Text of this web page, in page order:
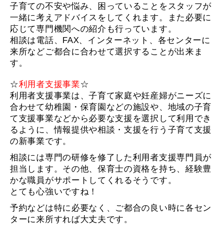
子育ての不安や悩み、困っていることをスタッフが
一緒に考えアドバイスをしてくれます。また必要に
応じて専門機関への紹介も行っています。
相談は電話、FAX、インターネット、各センターに
来所などご都合に合わせて選択することが出来ま
す。
☆利用者支援事業☆
利用者支援事業は、子育て家庭や妊産婦がニーズに
合わせて幼稚園・保育園などの施設や、地域の子育
て支援事業などから必要な支援を選択して利用でき
るように、情報提供や相談・支援を行う子育て支援
の新事業です。
相談には専門の研修を修了した利用者支援専門員が
担当します。その他、保育士の資格を持ち、経験豊
かな職員がサポートしてくれるそうです。
とても心強いですね！
予約などは特に必要なく、ご都合の良い時に各セン
ターに来所すれば大丈夫です。